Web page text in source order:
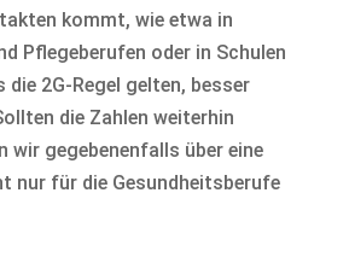
kommt, wie etwa in
Pflegeberufen oder in Schulen
die 2G-Regel gelten, besser
die Zahlen weiterhin
wir gegebenenfalls über eine
nur für die Gesundheitsberufe